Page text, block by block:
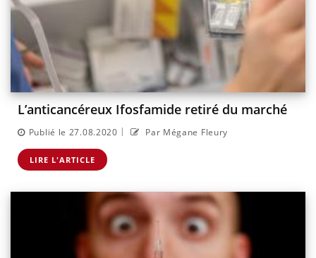
L’anticancéreux Ifosfamide retiré du marché
Publié le 27.08.2020 | Par Mégane Fleury
LIRE L'ARTICLE